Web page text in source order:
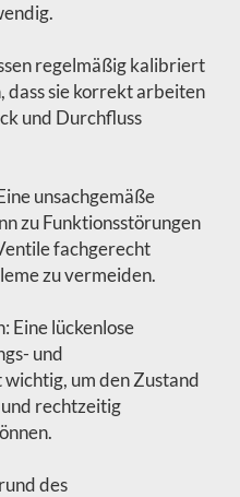
regelmäßig kalibriert
dass sie korrekt arbeiten
und Durchfluss
unsachgemäße
zu Funktionsstörungen
fachgerecht
zu vermeiden.
Eine lückenlose
und
um den Zustand
rechtzeitig
des